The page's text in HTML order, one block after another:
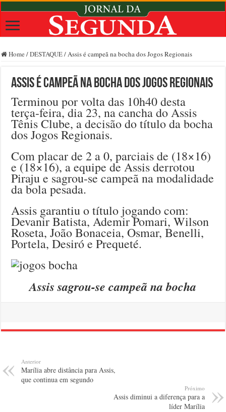
Home /DESTAQUE/Assis é campeã na bocha dos Jogos Regionais
Assis é campeã na bocha dos Jogos Regionais
Terminou por volta das 10h40 desta
terça-feira, dia 23, na cancha do Assis
Tênis Clube, a decisão do título da bocha
dos Jogos Regionais.
Com placar de 2 a 0, parciais de (18×16)
e (18×16), a equipe de Assis derrotou
Piraju e sagrou-se campeã na modalidade
da bola pesada.
Assis garantiu o título jogando com:
Devanir Batista, Ademir Pomari, Wilson
Roseta, João Bonaceia, Osmar, Benelli,
Portela, Desiró e Prequeté.
Assis sagrou-se campeã na bocha
Anterior
Marília abre distância para Assis,
que continua em segundo
Próximo
Assis diminui a diferença para a
líder Marília